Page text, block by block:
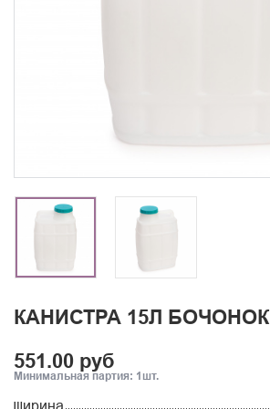
КАНИСТРА 15Л БОЧОНОК
551.00 руб
Минимальная партия: 1шт.